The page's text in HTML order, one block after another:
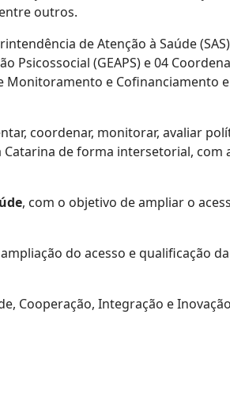
outros.
de Atenção à Saúde
Psicossocial (GEAPS) e 04
Monitoramento e Cofinanciamento
coordenar, monitorar, avaliar
de forma intersetorial, com
, com o objetivo de ampliar o
do acesso e qualificação da
Cooperação, Integração e